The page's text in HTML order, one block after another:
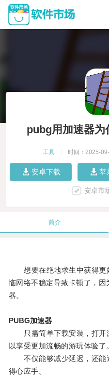
pubg用加速器为
工具 时间：2025-
安卓下载 苹
安卓市
简介
想要在绝地求生中获得更
恼网络不稳定导致卡顿了，
器。
PUBG加速器
只需简单下载安装，打开
以享受更加流畅的游玩体验了
不仅能够减少延迟，还能
得心应手。